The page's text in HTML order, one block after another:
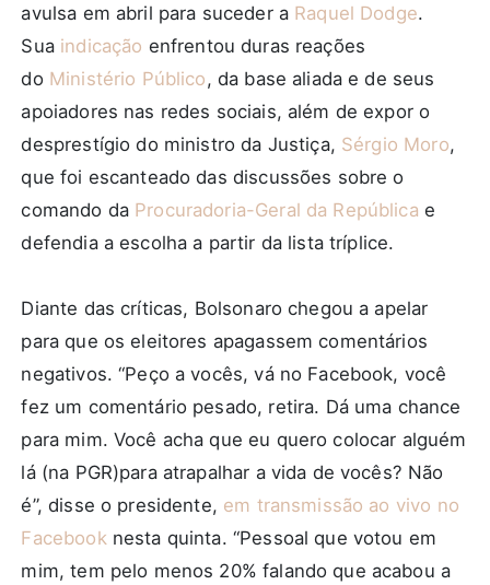
avulsa em abril para suceder a Raquel Dodge.
Sua indicação enfrentou duras reações
do Ministério Público, da base aliada e de seus
apoiadores nas redes sociais, além de expor o
desprestígio do ministro da Justiça, Sérgio Moro,
que foi escanteado das discussões sobre o
comando da Procuradoria-Geral da República e
defendia a escolha a partir da lista tríplice.
Diante das críticas, Bolsonaro chegou a apelar
para que os eleitores apagassem comentários
negativos. “Peço a vocês, vá no Facebook, você
fez um comentário pesado, retira. Dá uma chance
para mim. Você acha que eu quero colocar alguém
lá (na PGR)para atrapalhar a vida de vocês? Não
é”, disse o presidente, em transmissão ao vivo no
Facebook nesta quinta. “Pessoal que votou em
mim, tem pelo menos 20% falando que acabou a